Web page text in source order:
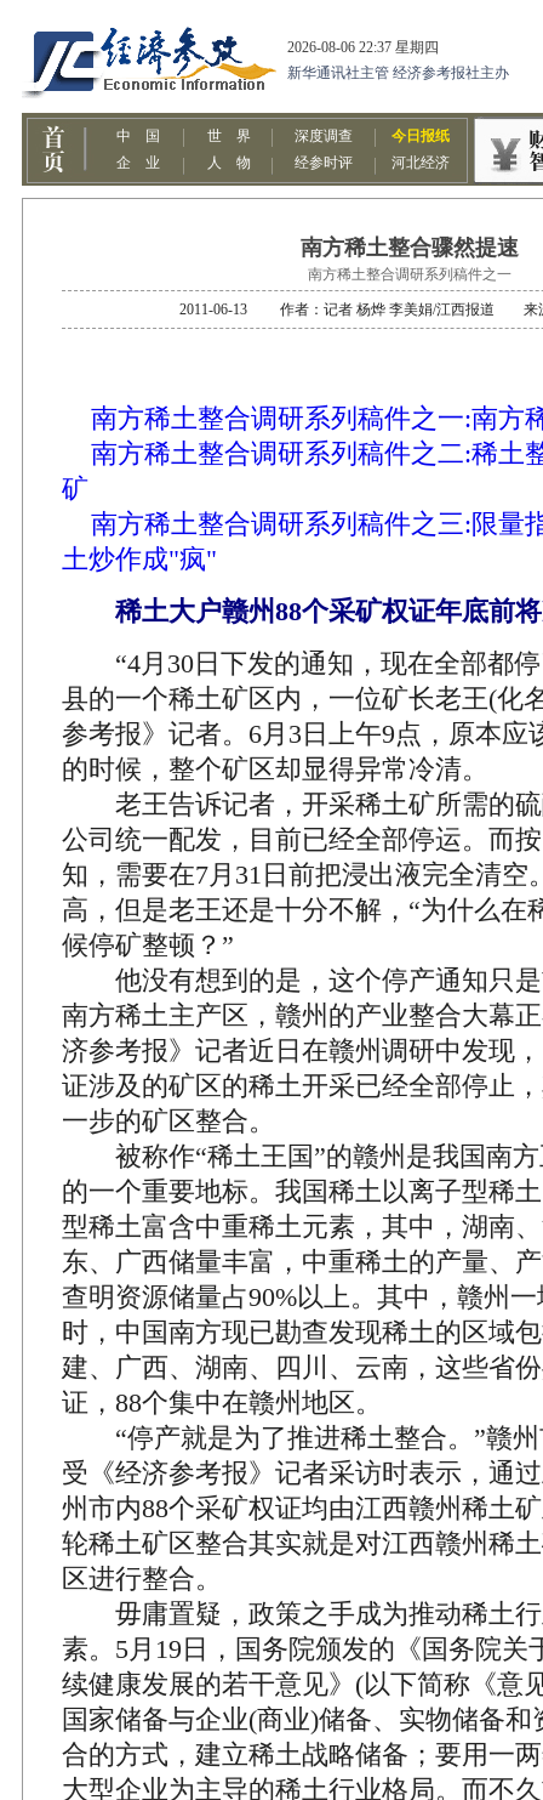
南方稀土整合骤然提速
南方稀土整合调研系列稿件之一
2011-06-13 作者：记者 杨烨 李美娟/江西报道 来
南方稀土整合调研系列稿件之一:南方
南方稀土整合调研系列稿件之二:稀土
矿
南方稀土整合调研系列稿件之三:限量
土炒作成"疯"
稀土大户赣州88个采矿权证年底前
“4月30日下发的通知，现在全部都停
县的一个稀土矿区内，一位矿长老王(化
参考报》记者。6月3日上午9点，原本应
的时候，整个矿区却显得异常冷清。
老王告诉记者，开采稀土矿所需的硫
公司统一配发，目前已经全部停运。而
知，需要在7月31日前把浸出液完全清空
高，但是老王还是十分不解，“为什么在
候停矿整顿？”
他没有想到的是，这个停产通知只是
南方稀土主产区，赣州的产业整合大幕
济参考报》记者近日在赣州调研中发现
证涉及的矿区的稀土开采已经全部停止
一步的矿区整合。
被称作“稀土王国”的赣州是我国南方
的一个重要地标。我国稀土以离子型稀
型稀土富含中重稀土元素，其中，湖南
东、广西储量丰富，中重稀土的产量、
查明资源储量占90%以上。其中，赣州
时，中国南方现已勘查发现稀土的区域
建、广西、湖南、四川、云南，这些省
证，88个集中在赣州地区。
“停产就是为了推进稀土整合。”赣州
受《经济参考报》记者采访时表示，通
州市内88个采矿权证均由江西赣州稀土
轮稀土矿区整合其实就是对江西赣州稀
区进行整合。
毋庸置疑，政策之手成为推动稀土行
素。5月19日，国务院颁发的《国务院关
续健康发展的若干意见》(以下简称《意
国家储备与企业(商业)储备、实物储备和
合的方式，建立稀土战略储备；要用一
大型企业为主导的稀土行业格局。而不